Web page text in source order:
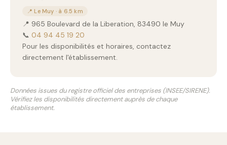
📍 Le Muy · à 6.5 km
📍 965 Boulevard de la Liberation, 83490 le Muy
📞 04 94 45 19 20
Pour les disponibilités et horaires, contactez
directement l'établissement.
Données issues du registre officiel des entreprises (INSEE/SIRENE).
Vérifiez les disponibilités directement auprès de chaque
établissement.